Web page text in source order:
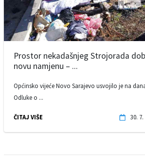
Prostor nekadašnjeg Strojorada
novu namjenu – ...
Općinsko vijeće Novo Sarajevo usvojilo je na
Odluke o ...
ČITAJ VIŠE 30. 7.